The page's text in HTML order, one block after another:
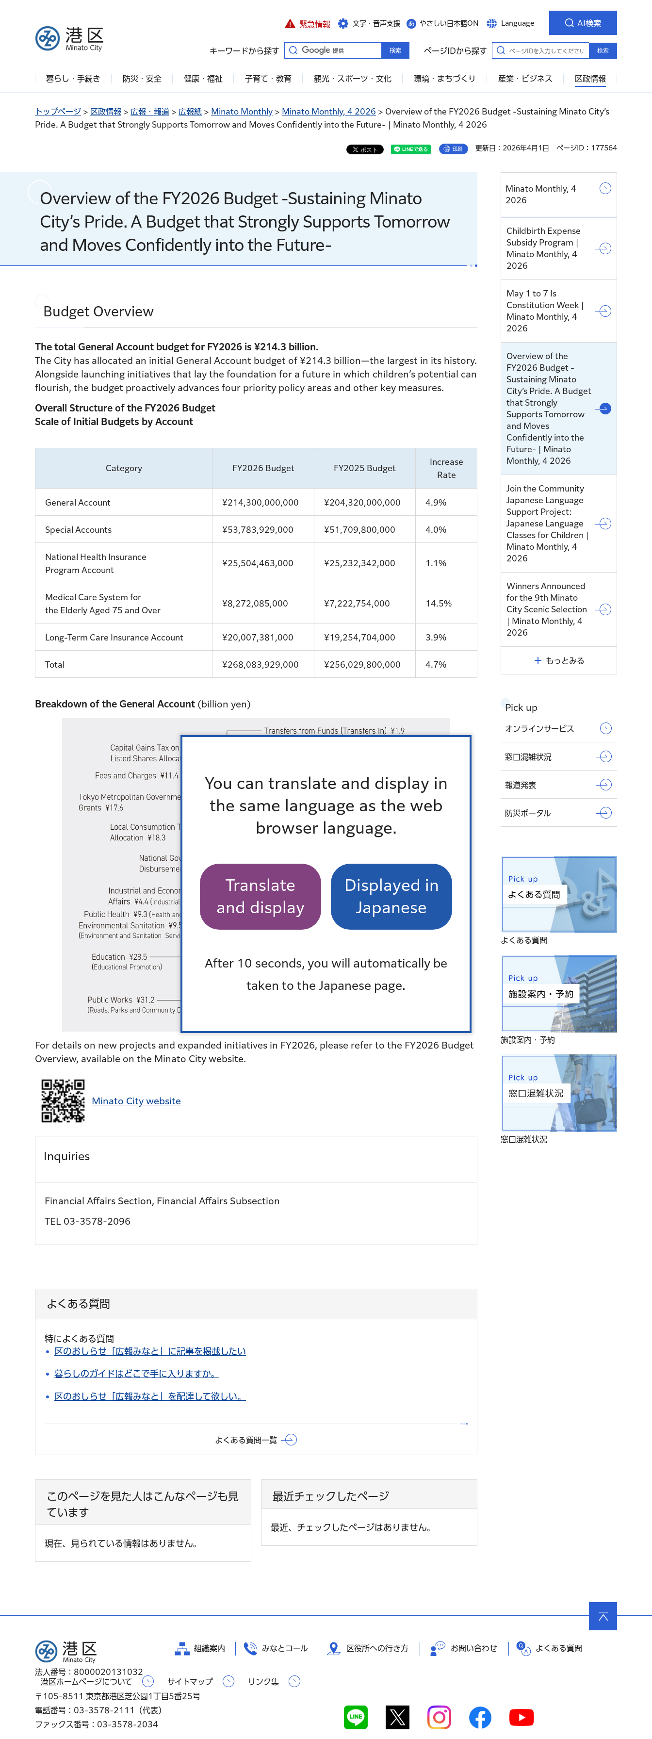
You can translate and display in
the same language as the web
browser language.
Translate
and display
Displayed in
Japanese
After 10 seconds, you will automatically be
taken to the Japanese page.
港区
緊急情報 文字・音声支援 やさしい日本語ON Language AI検索
キーワードから探す ページIDから探す 検索
暮らし・手続き 防災・安全 健康・福祉 子育て・教育 観光・スポーツ・文化 環境・まちづくり 産業・ビジネス 区政情報
トップページ > 区政情報 > 広報・報道 > 広報紙 > Minato Monthly > Minato Monthly, 4 2026 > Overview of the FY2026 Budget -Sustaining Minato City’s
Pride. A Budget that Strongly Supports Tomorrow and Moves Confidently into the Future- | Minato Monthly, 4 2026
印刷 更新日：2026年4月1日 ページID：177564
Overview of the FY2026 Budget -Sustaining Minato
City’s Pride. A Budget that Strongly Supports Tomorrow
and Moves Confidently into the Future-
Budget Overview
The total General Account budget for FY2026 is ¥214.3 billion.
The City has allocated an initial General Account budget of ¥214.3 billion—the largest in its history.
Alongside launching initiatives that lay the foundation for a future in which children’s potential can
flourish, the budget proactively advances four priority policy areas and other key measures.
Overall Structure of the FY2026 Budget
Scale of Initial Budgets by Account
Category FY2026 Budget FY2025 Budget
Increase
Rate
General Account ¥214,300,000,000 ¥204,320,000,000 4.9%
Special Accounts ¥53,783,929,000 ¥51,709,800,000 4.0%
National Health Insurance
Program Account
¥25,504,463,000 ¥25,232,342,000 1.1%
Medical Care System for
the Elderly Aged 75 and Over
¥8,272,085,000 ¥7,222,754,000 14.5%
Long-Term Care Insurance Account ¥20,007,381,000 ¥19,254,704,000 3.9%
Total ¥268,083,929,000 ¥256,029,800,000 4.7%
Breakdown of the General Account (billion yen)
For details on new projects and expanded initiatives in FY2026, please refer to the FY2026 Budget
Overview, available on the Minato City website.
Minato City website
Inquiries
Financial Affairs Section, Financial Affairs Subsection
TEL 03-3578-2096
よくある質問
特によくある質問
区のおしらせ「広報みなと」に記事を掲載したい
暮らしのガイドはどこで手に入りますか。
区のおしらせ「広報みなと」を配達して欲しい。
よくある質問一覧
このページを見た人はこんなページも見
ています
現在、見られている情報はありません。
最近チェックしたページ
最近、チェックしたページはありません。
Minato Monthly, 4
2026
Childbirth Expense
Subsidy Program |
Minato Monthly, 4
2026
May 1 to 7 Is
Constitution Week |
Minato Monthly, 4
2026
Overview of the
FY2026 Budget -
Sustaining Minato
City’s Pride. A Budget
that Strongly
Supports Tomorrow
and Moves
Confidently into the
Future- | Minato
Monthly, 4 2026
Join the Community
Japanese Language
Support Project:
Japanese Language
Classes for Children |
Minato Monthly, 4
2026
Winners Announced
for the 9th Minato
City Scenic Selection
| Minato Monthly, 4
2026
もっとみる
Pick up
オンラインサービス
窓口混雑状況
報道発表
防災ポータル
よくある質問
施設案内・予約
窓口混雑状況
港区
法人番号：8000020131032
組織案内 みなとコール 区役所への行き方 お問い合わせ よくある質問
港区ホームページについて サイトマップ
リンク集
〒105-8511 東京都港区芝公園1丁目5番25号
電話番号：03-3578-2111（代表）
ファックス番号：03-3578-2034
の先頭
へ戻る